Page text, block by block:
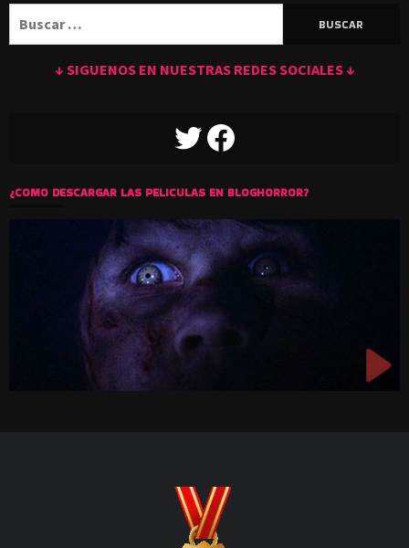
↓ SIGUENOS EN NUESTRAS REDES SOCIALES ↓
TWITTERFACEBOOK
¿COMO DESCARGAR LAS PELICULAS EN BLOGHORROR?